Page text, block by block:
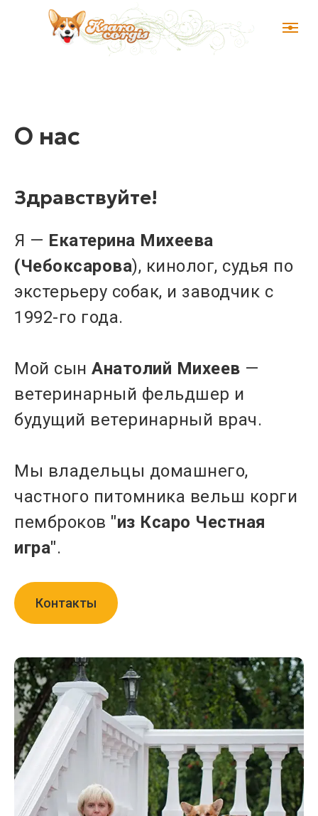
О нас
Здравствуйте!
Я — Екатерина Михеева
(Чебоксарова), кинолог, судья по
экстерьеру собак, и заводчик с
1992-го года.
Мой сын Анатолий Михеев —
ветеринарный фельдшер и
будущий ветеринарный врач.
Мы владельцы домашнего,
частного питомника вельш корги
пемброков "из Ксаро Честная
игра".
Контакты